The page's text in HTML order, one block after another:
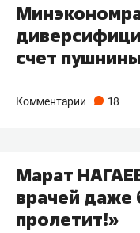
счет
Комментарии 18
Марат
врачей даже
пролетит!»